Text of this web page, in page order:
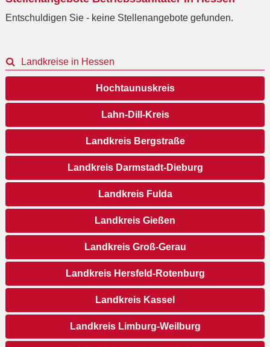
Entschuldigen Sie - keine Stellenangebote gefunden.
Landkreise in Hessen
Hochtaunuskreis
Lahn-Dill-Kreis
Landkreis Bergstraße
Landkreis Darmstadt-Dieburg
Landkreis Fulda
Landkreis Gießen
Landkreis Groß-Gerau
Landkreis Hersfeld-Rotenburg
Landkreis Kassel
Landkreis Limburg-Weilburg